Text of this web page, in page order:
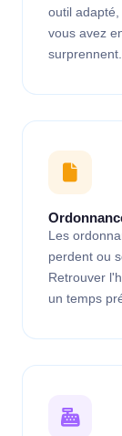
outil
vous avez
surprennent.
Les
perdent ou
Retrouver
un temps